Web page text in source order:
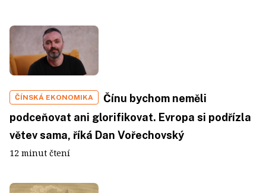
ČÍNSKÁ EKONOMIKA
Čínu bychom neměli
podceňovat ani glorifikovat. Evropa si podřízla
větev sama, říká Dan Vořechovský
12 minut čtení